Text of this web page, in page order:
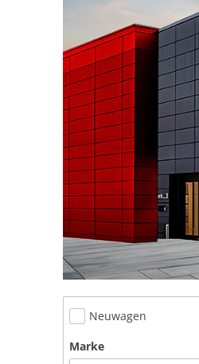
Neuwagen
Marke